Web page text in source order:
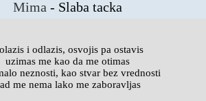
Mima - Slaba tacka
i odlazis, osvojis pa ostavis
uzimas me kao da me otimas
neznosti, kao stvar bez vrednosti
me nema lako me zaboravljas